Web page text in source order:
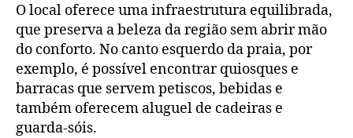
O local oferece uma infraestrutura equilibrada,
que preserva a beleza da região sem abrir mão
do conforto. No canto esquerdo da praia, por
exemplo, é possível encontrar quiosques e
barracas que servem petiscos, bebidas e
também oferecem aluguel de cadeiras e
guarda-sóis.